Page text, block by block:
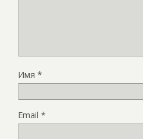
Имя *
Email *